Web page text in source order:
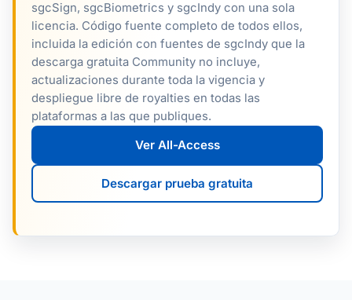
sgcSign, sgcBiometrics y sgcIndy con una sola
licencia. Código fuente completo de todos ellos,
incluida la edición con fuentes de sgcIndy que la
descarga gratuita Community no incluye,
actualizaciones durante toda la vigencia y
despliegue libre de royalties en todas las
plataformas a las que publiques.
Ver All-Access
Descargar prueba gratuita